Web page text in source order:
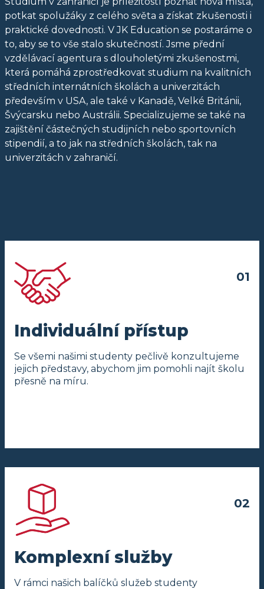
potkat spolužáky z celého světa a získat zkušenosti i
praktické dovednosti. V JK Education se postaráme o
to, aby se to vše stalo skutečností. Jsme přední
vzdělávací agentura s dlouholetými zkušenostmi,
která pomáhá zprostředkovat studium na kvalitních
středních internátních školách a univerzitách
především v USA, ale také v Kanadě, Velké Británii,
Švýcarsku nebo Austrálii. Specializujeme se také na
zajištění částečných studijních nebo sportovních
stipendií, a to jak na středních školách, tak na
univerzitách v zahraničí.
Individuální přístup
Se všemi našimi studenty pečlivě konzultujeme
jejich představy, abychom jim pomohli najít školu
přesně na míru.
Komplexní služby
V rámci našich balíčků služeb studenty